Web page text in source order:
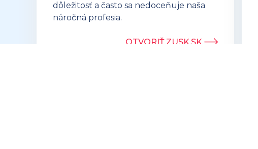
dôležitosť a často sa nedoceňuje naša
náročná profesia.
OTVORIŤ ZUSK.SK